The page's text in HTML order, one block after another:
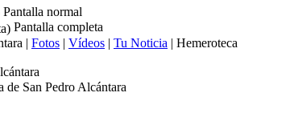
Pantalla normal
Pantalla completa
| Fotos | Vídeos | Tu Noticia | Hemeroteca
de San Pedro Alcántara